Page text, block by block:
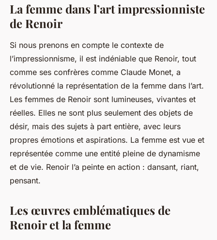
La femme dans l’art impressionniste
de Renoir
Si nous prenons en compte le contexte de
l’impressionnisme, il est indéniable que Renoir, tout
comme ses confrères comme Claude Monet, a
révolutionné la représentation de la femme dans l’art.
Les femmes de Renoir sont lumineuses, vivantes et
réelles. Elles ne sont plus seulement des objets de
désir, mais des sujets à part entière, avec leurs
propres émotions et aspirations. La femme est vue et
représentée comme une entité pleine de dynamisme
et de vie. Renoir l’a peinte en action : dansant, riant,
pensant.
Les œuvres emblématiques de
Renoir et la femme